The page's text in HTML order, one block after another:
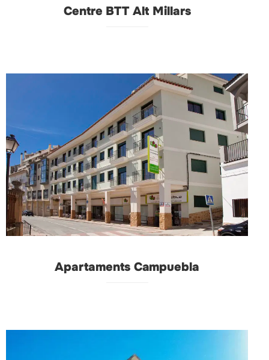
Centre BTT Alt Millars
Apartaments Campuebla